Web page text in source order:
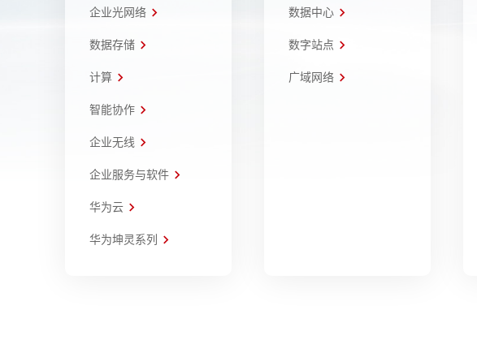
企业光网络
数据存储
计算
智能协作
企业无线
企业服务与软件
华为云
华为坤灵系列
数据中心
数字站点
广域网络